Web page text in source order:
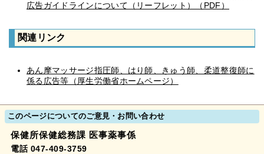
広告ガイドラインについて（リーフレット）（PDF）
関連リンク
あん摩マッサージ指圧師、はり師、きゅう師、柔道整復師に
係る広告等（厚生労働省ホームページ）
このページについてのご意見・お問い合わせ
保健所保健総務課 医事薬事係
電話 047-409-3759